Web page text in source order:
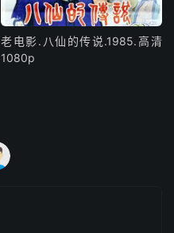
老电影.八仙的传说.1985.高清
1080p